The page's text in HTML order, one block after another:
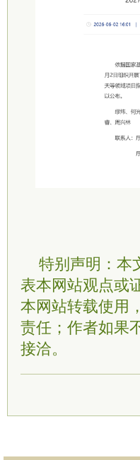
特别声明：本
表本网站观点或
本网站转载使用
责任；作者如果
接洽。